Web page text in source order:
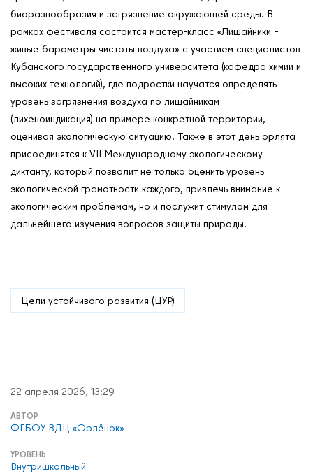
О нас
САШ ЮНЕСКО в РФ
биоразнообразия и загрязнение окружающей среды. В
рамках фестиваля состоится мастер-класс «Лишайники –
живые барометры чистоты воздуха» с участием специалистов
Кубанского государственного университета (кафедра химии и
высоких технологий), где подростки научатся определять
уровень загрязнения воздуха по лишайникам
(лихеноиндикация) на примере конкретной территории,
оценивая экологическую ситуацию. Также в этот день орлята
присоединятся к VII Международному экологическому
диктанту, который позволит не только оценить уровень
экологической грамотности каждого, привлечь внимание к
экологическим проблемам, но и послужит стимулом для
дальнейшего изучения вопросов защиты природы.
Цели устойчивого развития (ЦУР)
22 апреля 2026, 13:29
АВТОР
ФГБОУ ВДЦ «Орлёнок»
УРОВЕНЬ
Внутришкольный